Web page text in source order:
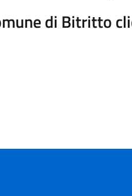
di Bitritto